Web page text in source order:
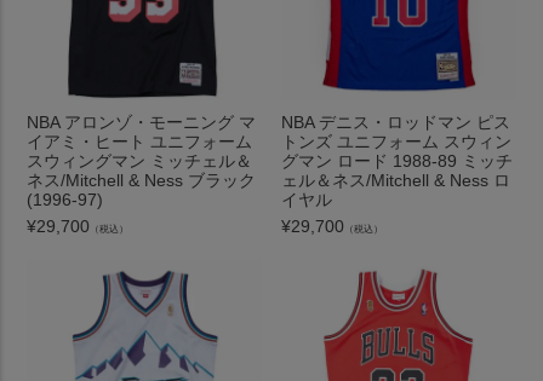
NBA アロンゾ・モーニング マ
イアミ・ヒート ユニフォーム
スウィングマン ミッチェル＆
ネス/Mitchell & Ness ブラック
(1996-97)
¥29,700 （税込）
NBA デニス・ロッドマン ピス
トンズ ユニフォーム スウィン
グマン ロード 1988-89 ミッチ
ェル＆ネス/Mitchell & Ness ロ
イヤル
¥29,700 （税込）